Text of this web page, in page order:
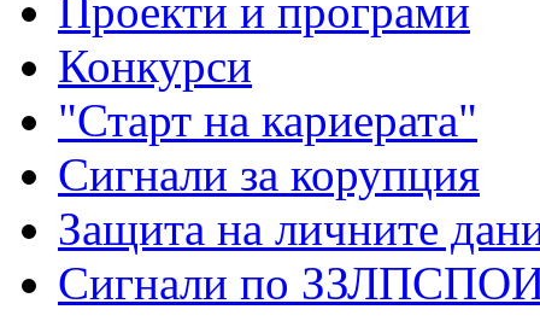
Проекти и програми
Конкурси
"Старт на кариерата"
Сигнали за корупция
Защита на личните
Сигнали по